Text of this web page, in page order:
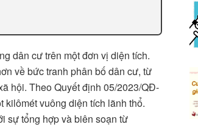
dân cư trên một đơn vị diện tích.
về bức tranh phân bố dân cư, từ
hội. Theo Quyết định 05/2023/QĐ-
kilômét vuông diện tích lãnh thổ.
sự tổng hợp và biên soạn từ